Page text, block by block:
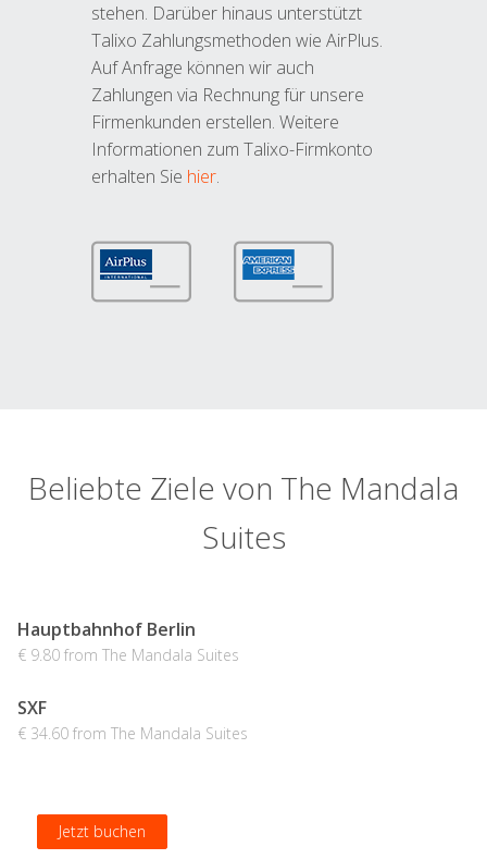
stehen. Darüber hinaus unterstützt
Talixo Zahlungsmethoden wie AirPlus.
Auf Anfrage können wir auch
Zahlungen via Rechnung für unsere
Firmenkunden erstellen. Weitere
Informationen zum Talixo-Firmkonto
erhalten Sie hier.
Beliebte Ziele von The Mandala
Suites
Hauptbahnhof Berlin
€ 9.80 from The Mandala Suites
Jetzt buchen
SXF
€ 34.60 from The Mandala Suites
Jetzt buchen